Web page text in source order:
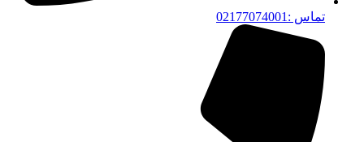
تماس :02177074001